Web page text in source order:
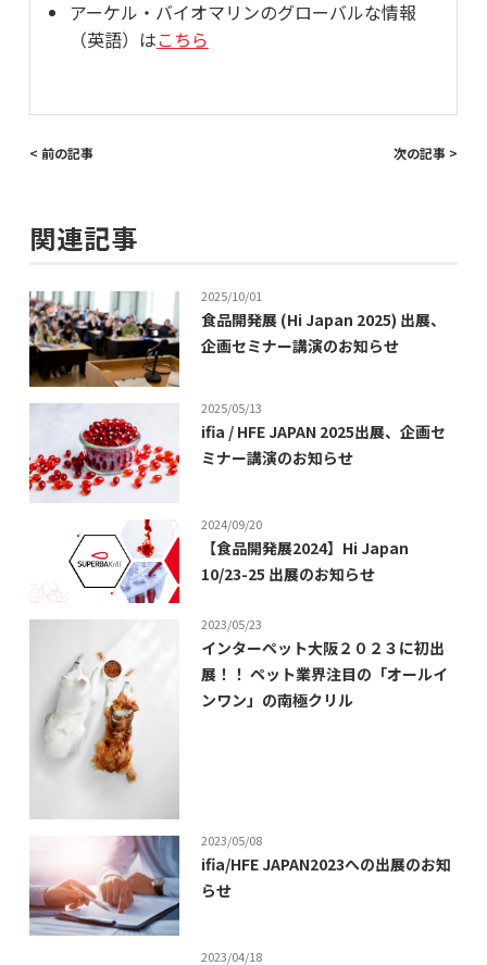
アーケル・バイオマリンのグローバルな情報
（英語）はこちら
< 前の記事 次の記事 >
関連記事
2025/10/01
食品開発展 (Hi Japan 2025) 出展、
企画セミナー講演のお知らせ
2025/05/13
ifia / HFE JAPAN 2025出展、企画セ
ミナー講演のお知らせ
2024/09/20
【食品開発展2024】Hi Japan
10/23-25 出展のお知らせ
2023/05/23
インターペット大阪２０２３に初出
展！！ ペット業界注目の「オールイ
ンワン」の南極クリル
2023/05/08
ifia/HFE JAPAN2023への出展のお知
らせ
2023/04/18